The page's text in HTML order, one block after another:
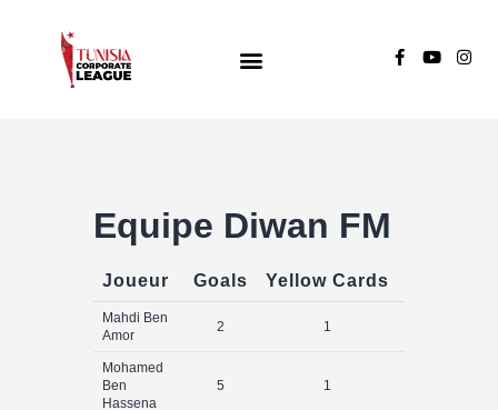
TUNISIA CORPORATE LEAGUE
Groupe C
Equipe Diwan FM
Joueur Goals Yellow Cards
Mahdi Ben
Amor
2 1
Mohamed
Ben
Hassena
5 1